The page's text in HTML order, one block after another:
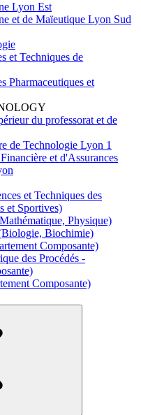
Lyon Est
et de Maïeutique Lyon Sud
et Techniques de
Pharmaceutiques et
du professorat et de
de Technologie Lyon 1
et d'Assurances
et Techniques des
et Sportives)
Physique)
Biochimie)
Composante)
des Procédés -
Composante)